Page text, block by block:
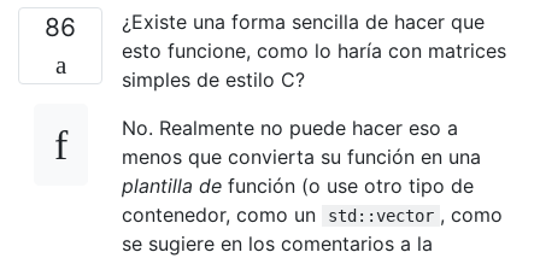
86
¿Existe una forma sencilla de hacer que
esto funcione, como lo haría con matrices
simples de estilo C?
No. Realmente no puede hacer eso a
menos que convierta su función en una
plantilla de función (o use otro tipo de
contenedor, como un
std::vector , como
se sugiere en los comentarios a la